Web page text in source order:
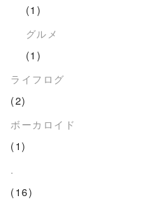
(1)
グルメ
(1)
ライフログ
(2)
ボーカロイド
(1)
.
(16)